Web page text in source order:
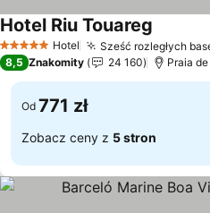
5 KategoriaHotel Sześć rozległych
Hotel Riu Touareg
8,5 Znakomity 24 160 Praia
Od 771 zł
Zobacz ceny z 5 stron